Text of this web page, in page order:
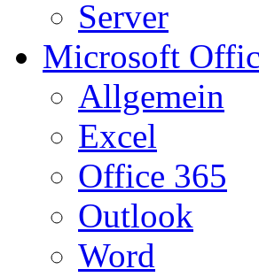
Server
Microsoft
Allgemein
Excel
Office 365
Outlook
Word